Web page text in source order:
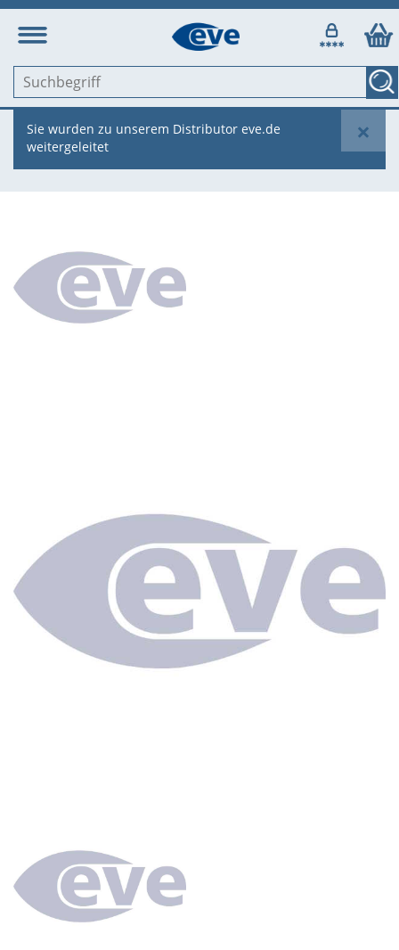
×
Sie wurden zu unserem Distributor eve.de
weitergeleitet